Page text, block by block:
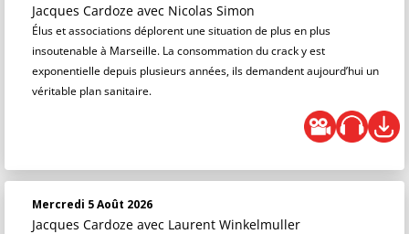
Jacques Cardoze avec Nicolas Simon
Élus et associations déplorent une situation de plus en plus
insoutenable à Marseille. La consommation du crack y est
exponentielle depuis plusieurs années, ils demandent aujourd’hui un
véritable plan sanitaire.
Mercredi 5 Août 2026
Jacques Cardoze avec Laurent Winkelmuller